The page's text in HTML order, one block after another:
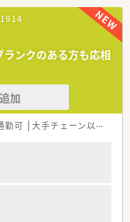
ランクのある方も応相
加
勤可 大手チェーン以外